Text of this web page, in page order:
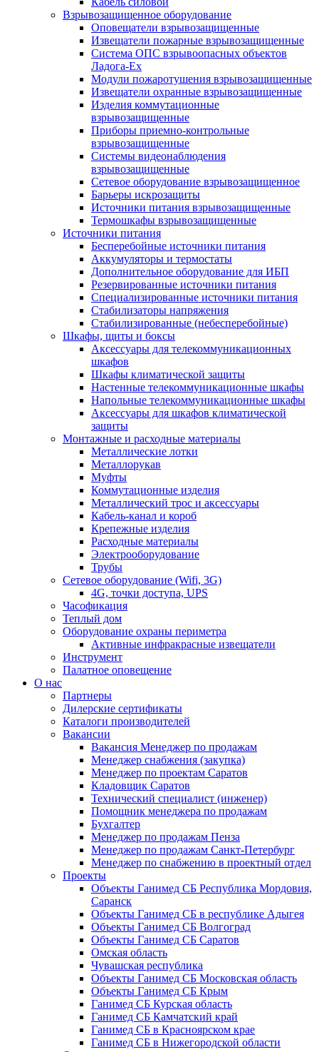
Взрывозащищенное оборудование
Оповещатели взрывозащищенные
Извещатели пожарные взрывозащищенные
Система ОПС взрывоопасных объектов
Ладога-Ex
Модули пожаротушения взрывозащищенные
Извещатели охранные взрывозащищенные
Изделия коммутационные
взрывозащищенные
Приборы приемно-контрольные
взрывозащищенные
Системы видеонаблюдения
взрывозащищенные
Сетевое оборудование взрывозащищенное
Барьеры искрозащиты
Источники питания взрывозащищенные
Термошкафы взрывозащищенные
Источники питания
Бесперебойные источники питания
Аккумуляторы и термостаты
Дополнительное оборудование для ИБП
Резервированные источники питания
Специализированные источники питания
Стабилизаторы напряжения
Стабилизированные (небесперебойные)
Шкафы, щиты и боксы
Аксессуары для телекоммуникационных
шкафов
Шкафы климатической защиты
Настенные телекоммуникационные шкафы
Напольные телекоммуникационные шкафы
Аксессуары для шкафов климатической
защиты
Монтажные и расходные материалы
Металлические лотки
Металлорукав
Муфты
Коммутационные изделия
Металлический трос и аксессуары
Кабель-канал и короб
Крепежные изделия
Расходные материалы
Электрооборудование
Трубы
Сетевое оборудование (Wifi, 3G)
4G, точки доступа, UPS
Часофикация
Теплый дом
Оборудование охраны периметра
Активные инфракрасные извещатели
Инструмент
Палатное оповещение
О нас
Партнеры
Дилерские сертификаты
Каталоги производителей
Вакансии
Вакансия Менеджер по продажам
Менеджер снабжения (закупка)
Менеджер по проектам Саратов
Кладовщик Саратов
Технический специалист (инженер)
Помощник менеджера по продажам
Бухгалтер
Менеджер по продажам Пенза
Менеджер по продажам Санкт-Петербург
Менеджер по снабжению в проектный отдел
Проекты
Объекты Ганимед СБ Республика Мордовия,
Саранск
Объекты Ганимед СБ в республике Адыгея
Объекты Ганимед СБ Волгоград
Объекты Ганимед СБ Саратов
Омская область
Чувашская республика
Объекты Ганимед СБ Московская область
Объекты Ганимед СБ Крым
Ганимед СБ Курская область
Ганимед СБ Камчатский край
Ганимед СБ в Красноярском крае
Ганимед СБ в Нижегородской области